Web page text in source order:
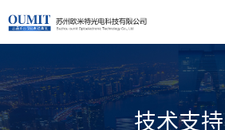
技术支持